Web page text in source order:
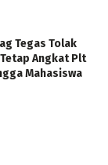
Tegas Tolak
Angkat Plt
Mahasiswa